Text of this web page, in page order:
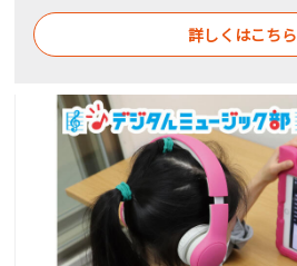
詳しくはこちら